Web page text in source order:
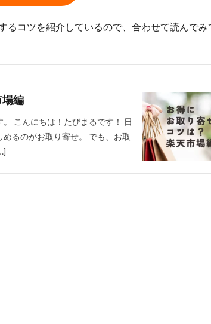
るコツを紹介しているので、合わせて読んでみ
編
こんにちは！たびまるです！ 日
るのがお取り寄せ。 でも、お取